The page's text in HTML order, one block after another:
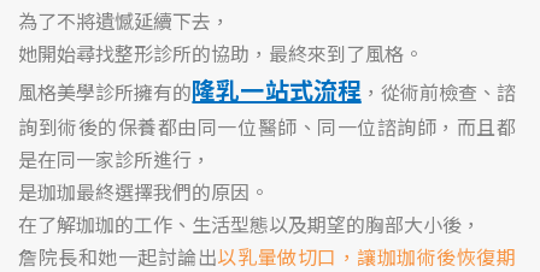
為了不將遺憾延續下去，
她開始尋找整形診所的協助，最終來到了風格。
風格美學診所擁有的隆乳一站式流程，從術前檢查、諮
詢到術後的保養都由同一位醫師、同一位諮詢師，而且都
是在同一家診所進行，
是珈珈最終選擇我們的原因。
在了解珈珈的工作、生活型態以及期望的胸部大小後，
詹院長和她一起討論出以乳暈做切口，讓珈珈術後恢復期